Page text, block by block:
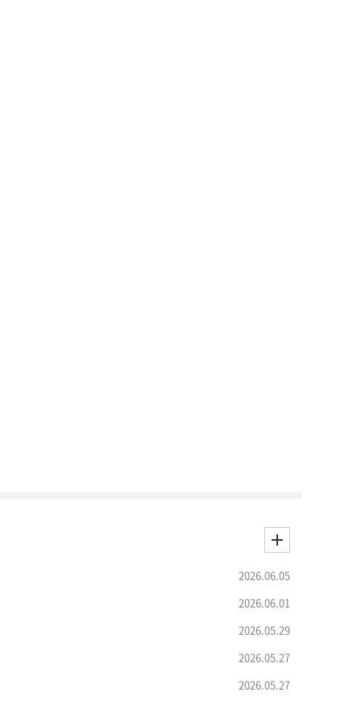
2026.06.05
2026.06.01
2026.05.29
2026.05.27
2026.05.27